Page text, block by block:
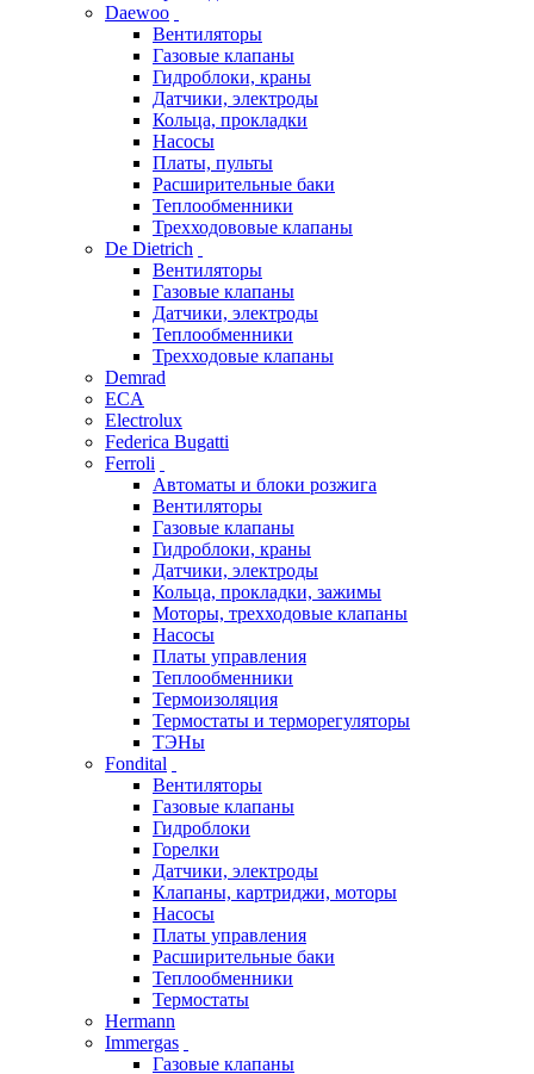
Daewoo
Вентиляторы
Газовые клапаны
Гидроблоки, краны
Датчики, электроды
Кольца, прокладки
Насосы
Платы, пульты
Расширительные баки
Теплообменники
Трехходововые клапаны
De Dietrich
Вентиляторы
Газовые клапаны
Датчики, электроды
Теплообменники
Трехходовые клапаны
Demrad
ECA
Electrolux
Federica Bugatti
Ferroli
Автоматы и блоки розжига
Вентиляторы
Газовые клапаны
Гидроблоки, краны
Датчики, электроды
Кольца, прокладки, зажимы
Моторы, трехходовые клапаны
Насосы
Платы управления
Теплообменники
Термоизоляция
Термостаты и терморегуляторы
ТЭНы
Fondital
Вентиляторы
Газовые клапаны
Гидроблоки
Горелки
Датчики, электроды
Клапаны, картриджи, моторы
Насосы
Платы управления
Расширительные баки
Теплообменники
Термостаты
Hermann
Immergas
Газовые клапаны